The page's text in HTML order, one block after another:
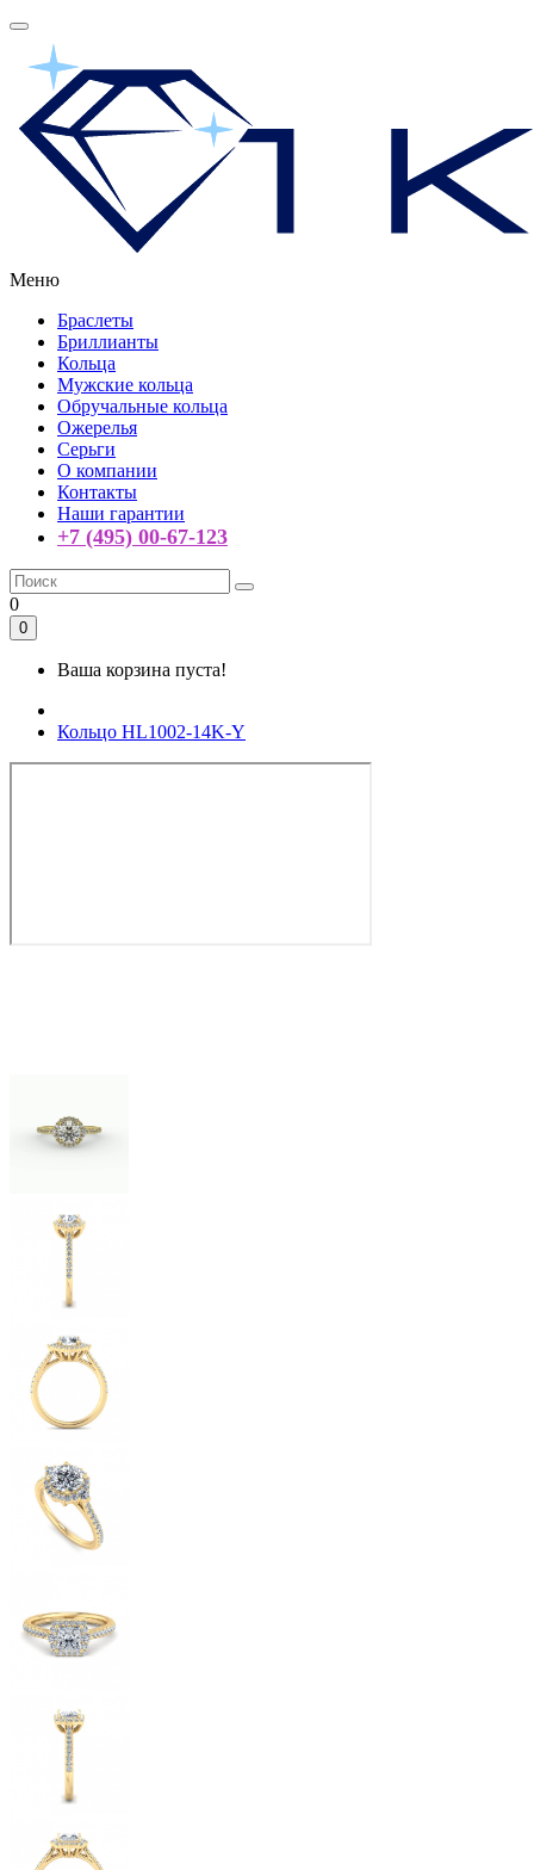
Меню
Браслеты
Бриллианты
Кольца
Мужские кольца
Обручальные кольца
Ожерелья
Серьги
О компании
Контакты
Наши гарантии
+7 (495) 00-67-123
0
0
Ваша корзина пуста!
Кольцо HL1002-14K-Y